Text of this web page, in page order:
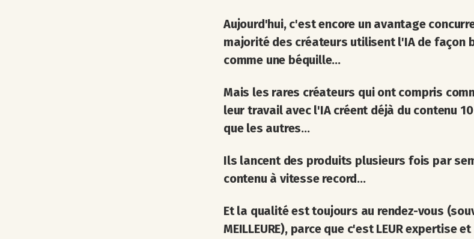
Aujourd'hui, c'est encore un avantage
majorité des créateurs utilisent l'IA de façon
comme une béquille...
Mais les rares créateurs qui ont compris
leur travail avec l'IA créent déjà du contenu
que les autres...
Ils lancent des produits plusieurs fois par
contenu à vitesse record...
Et la qualité est toujours au rendez-vous
MEILLEURE), parce que c'est LEUR expertise